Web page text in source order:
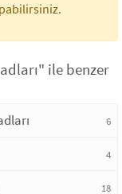
ile benzer
6
4
18